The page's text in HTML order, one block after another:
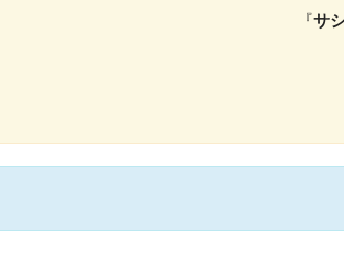
『サ